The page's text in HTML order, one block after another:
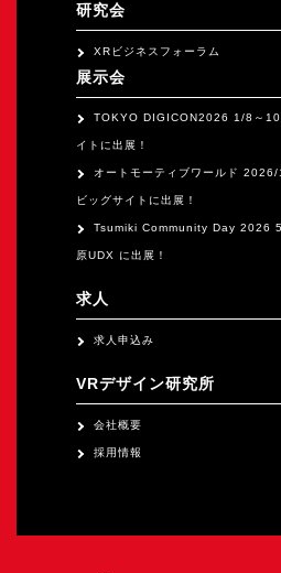
研究会
XRビジネスフォーラム
展示会
TOKYO DIGICON2026 1/8～10
イトに出展！
オートモーティブワールド
ビッグサイトに出展！
Tsumiki Community Day 2026
原UDX に出展！
求人
求人申込み
VRデザイン研究所
会社概要
採用情報